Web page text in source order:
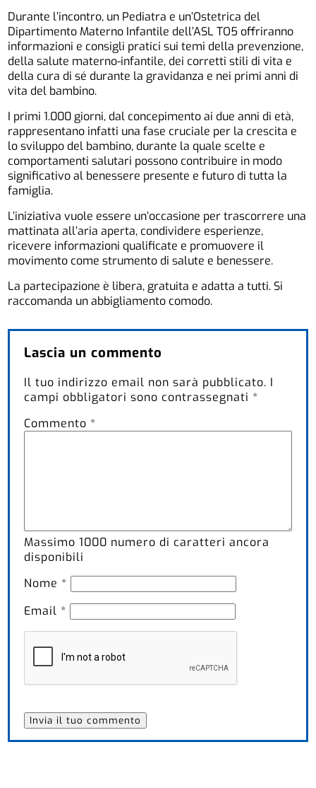
Durante l’incontro, un Pediatra e un’Ostetrica del
Dipartimento Materno Infantile dell’ASL TO5 offriranno
informazioni e consigli pratici sui temi della prevenzione,
della salute materno-infantile, dei corretti stili di vita e
della cura di sé durante la gravidanza e nei primi anni di
vita del bambino.
I primi 1.000 giorni, dal concepimento ai due anni di età,
rappresentano infatti una fase cruciale per la crescita e
lo sviluppo del bambino, durante la quale scelte e
comportamenti salutari possono contribuire in modo
significativo al benessere presente e futuro di tutta la
famiglia.
L’iniziativa vuole essere un’occasione per trascorrere una
mattinata all’aria aperta, condividere esperienze,
ricevere informazioni qualificate e promuovere il
movimento come strumento di salute e benessere.
La partecipazione è libera, gratuita e adatta a tutti. Si
raccomanda un abbigliamento comodo.
Lascia un commento
Il tuo indirizzo email non sarà pubblicato. I
campi obbligatori sono contrassegnati *
Commento *
Massimo1000 numero di caratteri ancora
disponibili
Nome *
Email *